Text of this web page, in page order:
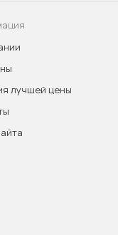
лучшей цены